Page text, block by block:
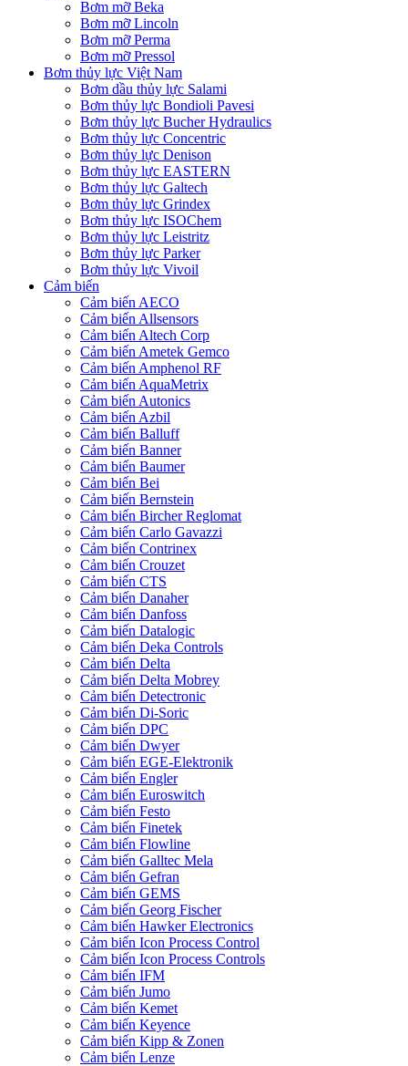
Bơm mỡ Beka
Bơm mỡ Lincoln
Bơm mỡ Perma
Bơm mỡ Pressol
Bơm thủy lực Việt Nam
Bơm dầu thủy lực Salami
Bơm thủy lực Bondioli Pavesi
Bơm thủy lực Bucher Hydraulics
Bơm thủy lực Concentric
Bơm thủy lực Denison
Bơm thủy lực EASTERN
Bơm thủy lực Galtech
Bơm thủy lực Grindex
Bơm thủy lực ISOChem
Bơm thủy lực Leistritz
Bơm thủy lực Parker
Bơm thủy lực Vivoil
Cảm biến
Cảm biến AECO
Cảm biến Allsensors
Cảm biến Altech Corp
Cảm biến Ametek Gemco
Cảm biến Amphenol RF
Cảm biến AquaMetrix
Cảm biến Autonics
Cảm biến Azbil
Cảm biến Balluff
Cảm biến Banner
Cảm biến Baumer
Cảm biến Bei
Cảm biến Bernstein
Cảm biến Bircher Reglomat
Cảm biến Carlo Gavazzi
Cảm biến Contrinex
Cảm biến Crouzet
Cảm biến CTS
Cảm biến Danaher
Cảm biến Danfoss
Cảm biến Datalogic
Cảm biến Deka Controls
Cảm biến Delta
Cảm biến Delta Mobrey
Cảm biến Detectronic
Cảm biến Di-Soric
Cảm biến DPC
Cảm biến Dwyer
Cảm biến EGE-Elektronik
Cảm biến Engler
Cảm biến Euroswitch
Cảm biến Festo
Cảm biến Finetek
Cảm biến Flowline
Cảm biến Galltec Mela
Cảm biến Gefran
Cảm biến GEMS
Cảm biến Georg Fischer
Cảm biến Hawker Electronics
Cảm biến Icon Process Control
Cảm biến Icon Process Controls
Cảm biến IFM
Cảm biến Jumo
Cảm biến Kemet
Cảm biến Keyence
Cảm biến Kipp & Zonen
Cảm biến Lenze